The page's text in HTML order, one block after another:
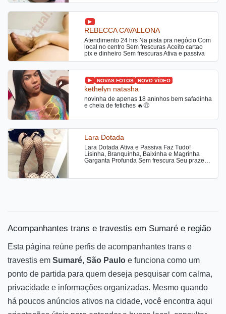
preocupe, sou extremamente paciente e
descontraída. 🔥 Atendimento especial e
diferenciado para casais. 🔥 Preliminares —
meu grande diferencial. 🔥 Sou ATIVA E
PASSIVA! REALIZO SUAS MAIORES
FANTASIAS - SEXO A 3 - VESTIR VOCE COM
ROUPAS DE MULHER - COLOCAR UMA
CALCINHA - DUPLA PENETRAÇÃO EM
VOCÊ E MUITO MAIS... VENHA REALIZAR
SUAS FANTASIAS SECRETAS TUDO NO
SIGILO Trabalho com massagem relaxante,
desportiva, erótica, tântrica nuru, mix etc …
mais infomação só chamar !!! ATENDO
CAMINHONEIROS SEM FRESCURA... SÓ
ATENDO COM HORA MARCADA, LIGAR 1
HORA ANTES OU MANDAR MENSAGEM
PRA SABER A DISPONIBILIDADE....
REBECCA CAVALLONA
Atendimento 24 hrs Na pista pra negócio Com
local no centro Sem frescuras Aceito cartao
pix e dinheiro Sem frescuras Ativa e passiva
NOVAS FOTOS NOVO VÍDEO
kethelyn natasha
novinha de apenas 18 aninhos bem safadinha
e cheia de fetiches 🔥🙃
Lara Dotada
Lara Dotada Ativa e Passiva Faz Tudo!
Lisinha, Branquinha, Baixinha e Magrinha
Garganta Profunda Sem frescura Seu prazer é
Acompanhantes trans e travestis em Sumaré e região
Esta página reúne perfis de acompanhantes trans e
travestis em Sumaré, São Paulo e funciona como um
ponto de partida para quem deseja pesquisar com calma,
privacidade e informações organizadas. Mesmo quando
há poucos anúncios ativos na cidade, você encontra aqui